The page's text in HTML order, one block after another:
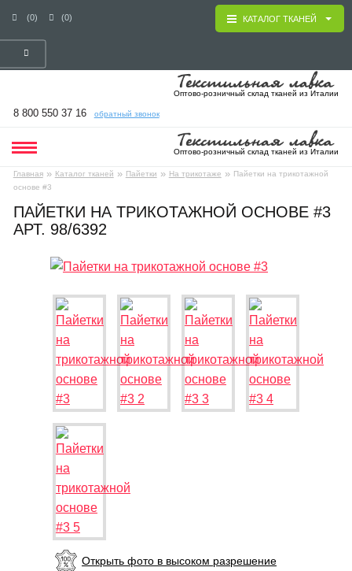
(0) (0)
Оптово-розничный склад тканей из Италии
8 800 550 37 16 обратный звонок
Оптово-розничный склад тканей из Италии
Главная » Каталог тканей » Пайетки » На трикотаже » Пайетки на трикотажной
основе #3
КАТАЛОГ ТКАНЕЙ
ПАЙЕТКИ НА ТРИКОТАЖНОЙ ОСНОВЕ #3
АРТ. 98/6392
Открыть фото в высоком разрешение